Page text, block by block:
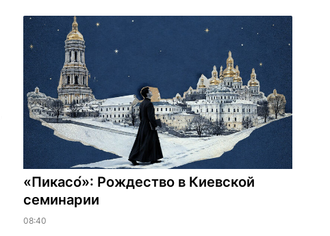
«Пикасо́»: Рождество в Киевской
семинарии
08:40